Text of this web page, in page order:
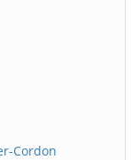
Cordon